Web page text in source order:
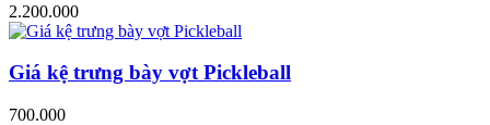
2.200.000
Giá kệ trưng bày vợt Pickleball
700.000